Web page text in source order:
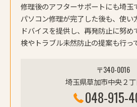
修理後のアフターサポートにも埼玉
パソコン修理が完了した後も、使い
ドバイスを提供し、再発防止に努め
検やトラブル未然防止の提案も行っ
〒340-0016
埼玉県草加市中央２丁
048-915-